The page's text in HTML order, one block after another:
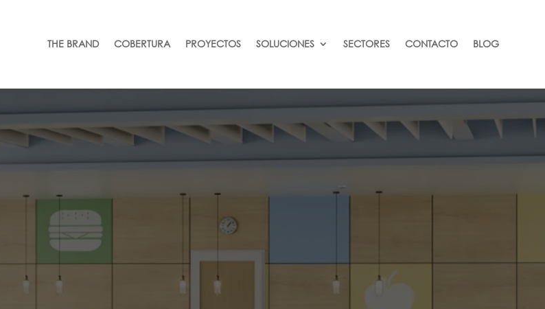
THE BRAND COBERTURA PROYECTOS SOLUCIONES SECTORES CONTACTO BLOG